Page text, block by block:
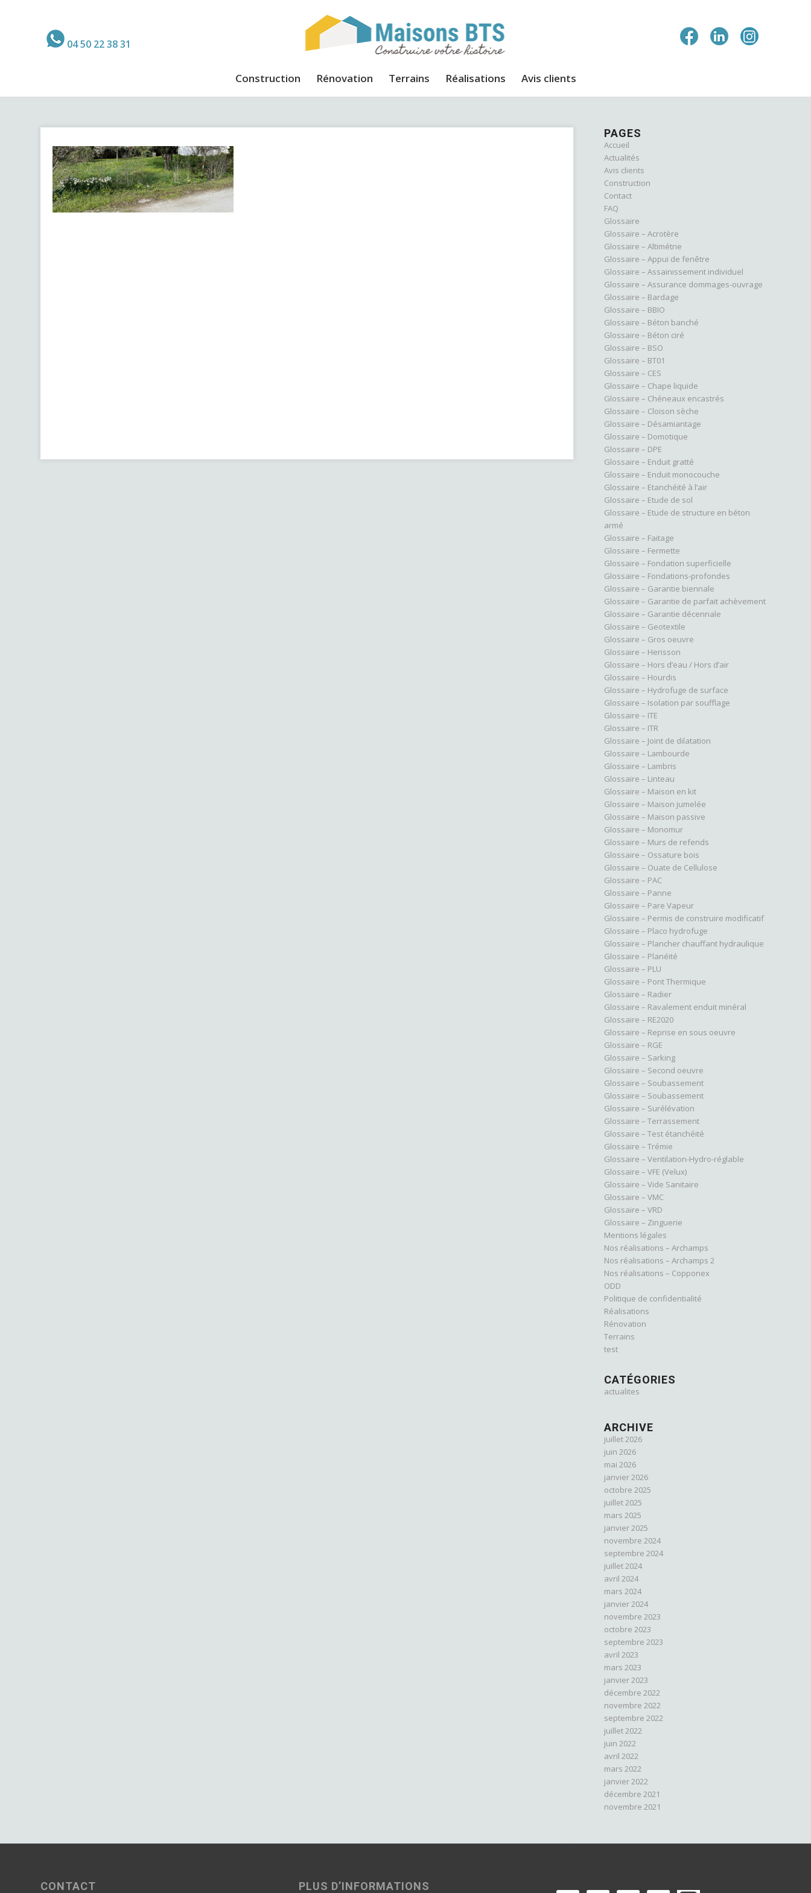
04 50 22 38 31
Construction Rénovation Terrains Réalisations Avis clients
PAGES
Accueil
Actualités
Avis clients
Construction
Contact
FAQ
Glossaire
Glossaire – Acrotère
Glossaire – Altimétrie
Glossaire – Appui de fenêtre
Glossaire – Assainissement individuel
Glossaire – Assurance dommages-ouvrage
Glossaire – Bardage
Glossaire – BBIO
Glossaire – Béton banché
Glossaire – Béton ciré
Glossaire – BSO
Glossaire – BT01
Glossaire – CES
Glossaire – Chape liquide
Glossaire – Chéneaux encastrés
Glossaire – Cloison sèche
Glossaire – Désamiantage
Glossaire – Domotique
Glossaire – DPE
Glossaire – Enduit gratté
Glossaire – Enduit monocouche
Glossaire – Etanchéité à l’air
Glossaire – Etude de sol
Glossaire – Etude de structure en béton
armé
Glossaire – Faitage
Glossaire – Fermette
Glossaire – Fondation superficielle
Glossaire – Fondations-profondes
Glossaire – Garantie biennale
Glossaire – Garantie de parfait achèvement
Glossaire – Garantie décennale
Glossaire – Geotextile
Glossaire – Gros oeuvre
Glossaire – Herisson
Glossaire – Hors d’eau / Hors d’air
Glossaire – Hourdis
Glossaire – Hydrofuge de surface
Glossaire – Isolation par soufflage
Glossaire – ITE
Glossaire – ITR
Glossaire – Joint de dilatation
Glossaire – Lambourde
Glossaire – Lambris
Glossaire – Linteau
Glossaire – Maison en kit
Glossaire – Maison jumelée
Glossaire – Maison passive
Glossaire – Monomur
Glossaire – Murs de refends
Glossaire – Ossature bois
Glossaire – Ouate de Cellulose
Glossaire – PAC
Glossaire – Panne
Glossaire – Pare Vapeur
Glossaire – Permis de construire modificatif
Glossaire – Placo hydrofuge
Glossaire – Plancher chauffant hydraulique
Glossaire – Planéité
Glossaire – PLU
Glossaire – Pont Thermique
Glossaire – Radier
Glossaire – Ravalement enduit minéral
Glossaire – RE2020
Glossaire – Reprise en sous oeuvre
Glossaire – RGE
Glossaire – Sarking
Glossaire – Second oeuvre
Glossaire – Soubassement
Glossaire – Soubassement
Glossaire – Surélévation
Glossaire – Terrassement
Glossaire – Test étanchéité
Glossaire – Trémie
Glossaire – Ventilation-Hydro-réglable
Glossaire – VFE (Velux)
Glossaire – Vide Sanitaire
Glossaire – VMC
Glossaire – VRD
Glossaire – Zinguerie
Mentions légales
Nos réalisations – Archamps
Nos réalisations – Archamps 2
Nos réalisations – Copponex
ODD
Politique de confidentialité
Réalisations
Rénovation
Terrains
test
CATÉGORIES
actualites
ARCHIVE
juillet 2026
juin 2026
mai 2026
janvier 2026
octobre 2025
juillet 2025
mars 2025
janvier 2025
novembre 2024
septembre 2024
juillet 2024
avril 2024
mars 2024
janvier 2024
novembre 2023
octobre 2023
septembre 2023
avril 2023
mars 2023
janvier 2023
décembre 2022
novembre 2022
septembre 2022
juillet 2022
juin 2022
avril 2022
mars 2022
janvier 2022
décembre 2021
novembre 2021
CONTACT PLUS D’INFORMATIONS